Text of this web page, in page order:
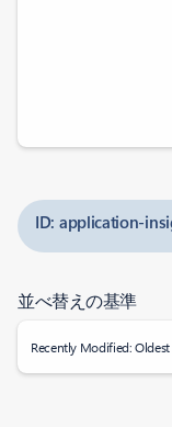
ID: application-
並べ替えの基準
Recently Modified: